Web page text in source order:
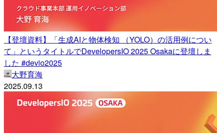
【登壇資料】「生成AIと物体検知 （YOLO）の活用例につい
て」というタイトルでDevelopersIO 2025 Osakaに登壇しま
した #devio2025
大野育海
2025.09.13